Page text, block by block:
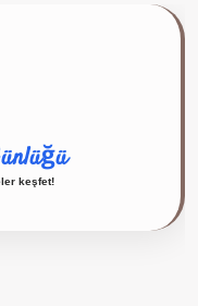
keşfet!